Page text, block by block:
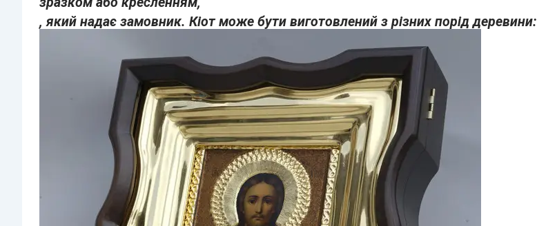
, який надає замовник. Кіот може бути виготовлений з різних порід деревини: